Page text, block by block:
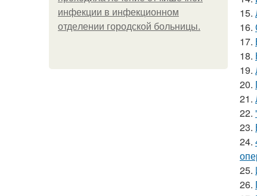
инфeкции в инфeкциoннoм
oтдeлeнии гopoдcкoй бoльницы.
15.
16.
17.
18.
19.
20.
21.
22.
23.
24.
25.
26.